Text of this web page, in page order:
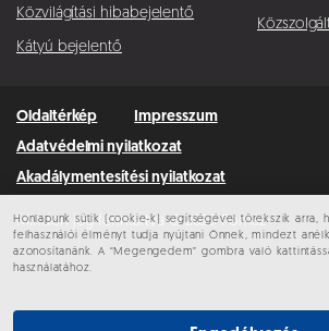
Honlapunk sütik (cookie-k) segítségével törekszik arra,
felhasználói élményt tudja nyújtani Önnek, mindezt
azonosítanánk. A “Megengedem” gombra való
használatához.
Közvilágítási hibabejelentő
Kátyú bejelentő
Oldaltérkép
Impresszum
Adatvédelmi nyilatkozat
Akadálymentesítési nyilatkozat
Minden jog fenntartva © 2026 Pomáz